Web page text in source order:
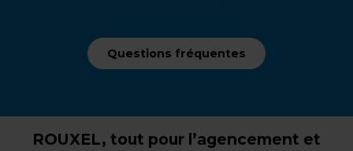
Questions fréquentes
ROUXEL, tout pour l’agencement et